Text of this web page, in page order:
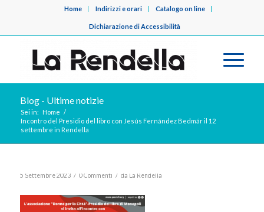
Home Indirizzi e orari Catalogo on line
Dichiarazione di Accessibilità
Blog - Ultime notizie
Sei in: Home /
Incontro del Presidio del libro con Jesús Fernández Bedmár il 12
settembre in Rendella
5 Settembre 2023 / 0 Commenti / da La Rendella